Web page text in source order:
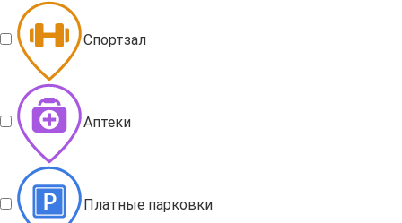
Спортзал
Аптеки
Платные парковки